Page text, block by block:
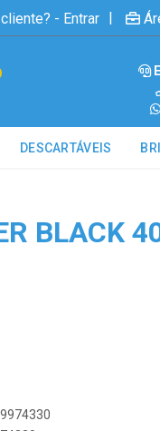
- Entrar |
DESCARTÁVEIS
BLACK